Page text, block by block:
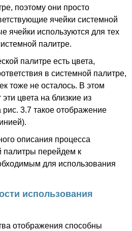
поэтому они просто
ячейки системной
ячейки используются для тех
палитре.
палитре есть цвета,
в системной палитре,
тоже не осталось. В этом
цвета на близкие из
3.7 такое отображение
описания процесса
палитры перейдем к
для использования
использования
отображения способны